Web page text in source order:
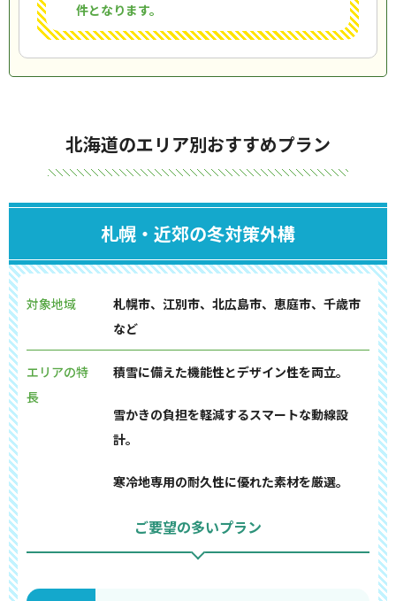
件となります。
北海道のエリア別おすすめプラン
札幌・近郊の冬対策外構
対象地域
札幌市、江別市、北広島市、恵庭市、千歳市
など
エリアの特
長
積雪に備えた機能性とデザイン性を両立。
雪かきの負担を軽減するスマートな動線設
計。
寒冷地専用の耐久性に優れた素材を厳選。
ご要望の多いプラン